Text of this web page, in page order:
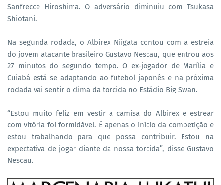
Sanfrecce Hiroshima. O adversário diminuiu com Tsukasa
Shiotani.
Na segunda rodada, o Albirex Niigata contou com a estreia
do jovem atacante brasileiro Gustavo Nescau, que entrou aos
27 minutos do segundo tempo. O ex-jogador de Marília e
Cuiabá está se adaptando ao futebol japonês e na próxima
rodada vai sentir o clima da torcida no Estádio Big Swan.
“Estou muito feliz em vestir a camisa do Albirex e estrear
com vitória foi formidável. É apenas o início da competição e
estou trabalhando para que possa contribuir. Estou na
expectativa de jogar diante da nossa torcida”, disse Gustavo
Nescau.